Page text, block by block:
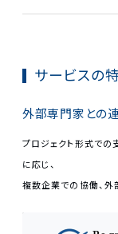
サービスの
外部専門家との
プロジェクト形式での
に応じ、
複数企業での協働、外